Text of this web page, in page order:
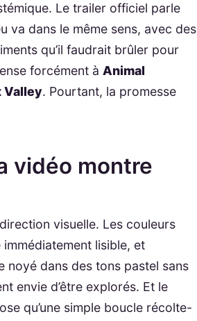
Le trailer officiel parle
va dans le même sens, avec des
qu’il faudrait brûler pour
forcément àAnimal
Valley. Pourtant, la promesse
vidéo montre
visuelle. Les couleurs
lisible, et
noyé dans des tons pastel sans
envie d’être explorés. Et le
qu’une simple boucle récolte-